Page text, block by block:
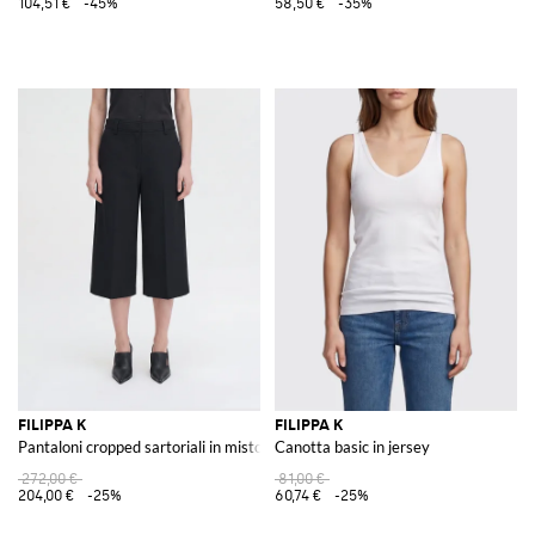
104,51 €
-45%
58,50 €
-35%
FILIPPA K
Pantaloni cropped sartoriali in misto lana a vita alta
272,00 €
204,00 €
-25%
FILIPPA K
Canotta basic in jersey
81,00 €
60,74 €
-25%